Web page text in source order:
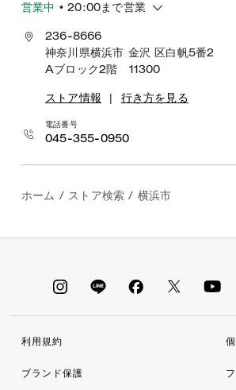
営業中 • 20:00まで営業
236-8666
神奈川県横浜市 金沢 区白帆5番2
Aブロック2階 11300
ストア情報 行き方を見る
電話番号
045-355-0950
ホーム / ストア検索 / 横浜市
利用規約
ブランド保護